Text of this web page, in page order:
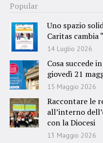
Popular
Uno spazio
Caritas cambia
14 Luglio 2026
Cosa succede
giovedì 21
15 Maggio 2026
Raccontare le
all’interno
con la Diocesi
13 Maggio 2026